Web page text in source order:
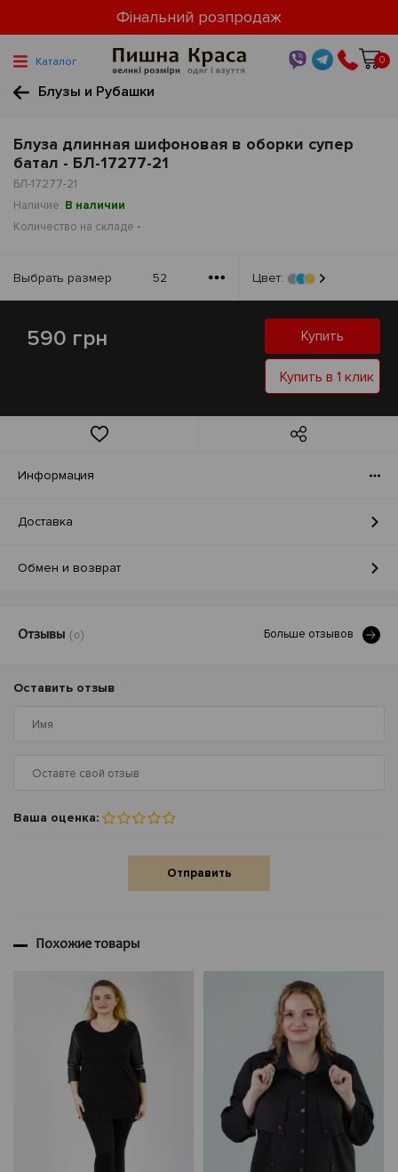
Фінальний розпродаж
Каталог 0
Блузы и Рубашки
Блуза длинная шифоновая в оборки супер
батал - БЛ-17277-21
БЛ-17277-21
Наличие: В наличии
Количество на складе -
Выбрать размер 52 Цвет:
590 грн Купить
Купить в 1 клик
Информация
Доставка
Обмен и возврат
Отзывы (0) Больше отзывов
Оставить отзыв
Ваша оценка:
Отправить
Похожие товары